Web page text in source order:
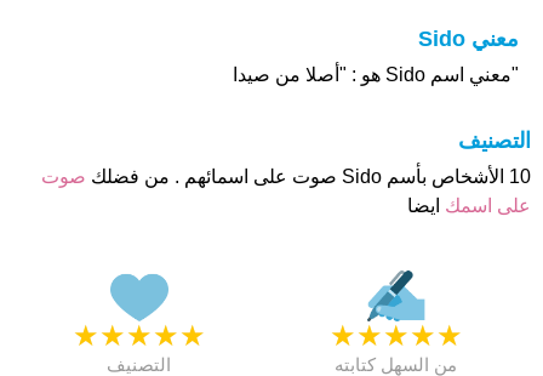
معني Sido
"معني اسم Sido هو : "أصلا من صيدا
التصنيف
10 الأشخاص بأسم Sido صوت على اسمائهم . من فضلك
صوت
على اسمك ايضا
★
★
★
★
★
التصنيف
★
★
★
★
★
من السهل كتابته